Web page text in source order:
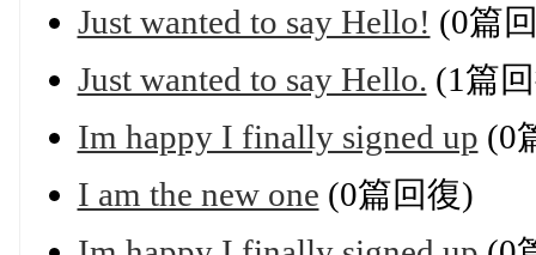
Just wanted to say Hello! (0篇
Just wanted to say Hello. (1篇
Im happy I finally signed up (0
I am the new one (0篇回復)